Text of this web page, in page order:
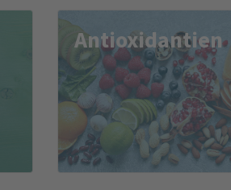
Antioxidantien